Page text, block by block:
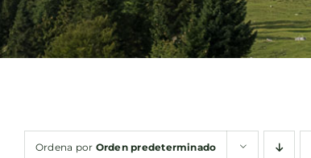
Ordena por Orden predeterminado